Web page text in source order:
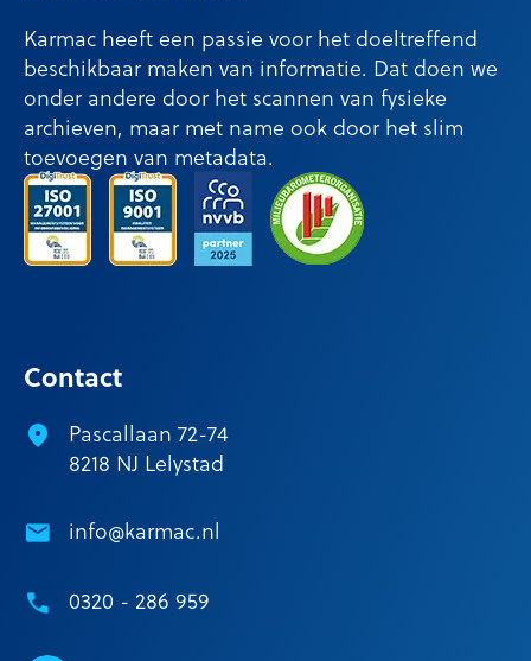
Karmac heeft een passie voor het doeltreffend
beschikbaar maken van informatie. Dat doen we
onder andere door het scannen van fysieke
archieven, maar met name ook door het slim
toevoegen van metadata.
Contact
Pascallaan 72-74
8218 NJ Lelystad
info@karmac.nl
0320 - 286 959